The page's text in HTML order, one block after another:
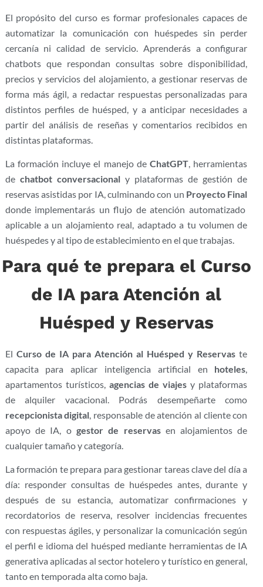
El propósito del cursoes formar profesionales capaces de
automatizar la comunicación con huéspedes sin perder
cercanía ni calidad de servicio. Aprenderás a configurar
chatbots que respondanconsultas sobredisponibilidad,
precios y servicios delalojamiento, a gestionar reservas de
forma más ágil, a redactar respuestas personalizadas para
distintos perfiles de huésped, y a anticipar necesidades a
partir del análisis de reseñas y comentarios recibidos en
distintas plataformas.
La formación incluye el manejo deChatGPT, herramientas
de chatbot conversacionaly plataformas de gestión de
reservas asistidas por IA, culminando con un Proyecto Final
donde implementarás un flujo de atención automatizado
aplicable a un alojamiento real, adaptado a tu volumen de
huéspedes y al tipo de establecimiento en el que trabajas.
Para qué te prepara el Curso
de IA para Atención al
Huésped y Reservas
El Curso de IA para Atención al Huésped y Reservas te
capacita para aplicar inteligencia artificial en hoteles
apartamentos turísticos, agencias de viajes y plataformas
de alquiler vacacional. Podrás desempeñarte como
recepcionista digital , responsable de atención al cliente con
apoyo de IA, o gestor de reservasen alojamientos de
cualquier tamaño y categoría.
La formación te prepara para gestionar tareas clave del día a
día: responder consultas de huéspedes antes, durante y
después de su estancia, automatizar confirmaciones y
recordatorios de reserva, resolver incidencias frecuentes
con respuestas ágiles, y personalizar la comunicación según
el perfil e idioma del huésped mediante herramientas de IA
generativa aplicadas al sector hotelero y turístico en general,
tanto en temporada alta como baja.